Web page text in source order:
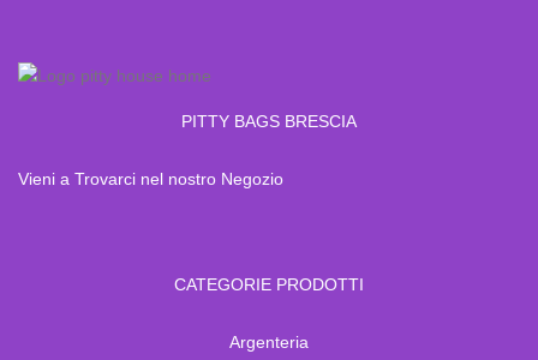
PITTY BAGS BRESCIA
Vieni a Trovarci nel nostro Negozio
CATEGORIE PRODOTTI
Argenteria